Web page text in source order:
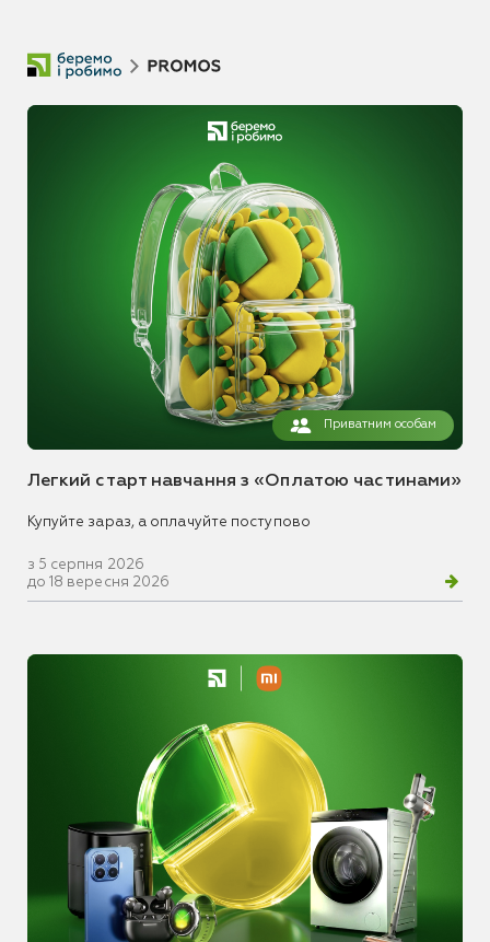
Приватним особам
Легкий старт навчання з «Оплатою частинами»
Купуйте зараз, а оплачуйте поступово
з 5 серпня 2026
до 18 вересня 2026